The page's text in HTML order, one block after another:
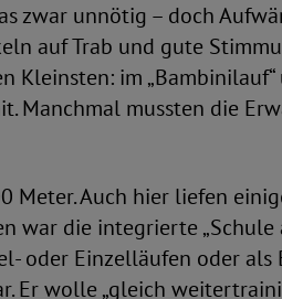
zwar unnötig – doch
auf Trab und gute
im „Bambinilauf“
Manchmal mussten die
Auch hier liefen
war die integrierte „Schule
oder Einzelläufen oder
Er wolle „gleich